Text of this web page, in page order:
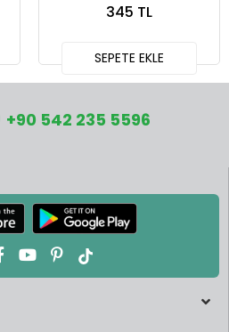
345 TL
SEPETE EKLE
+90 542 235 5596